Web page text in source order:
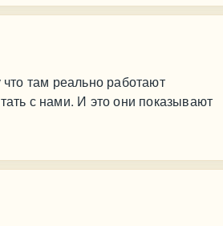
там реально работают
с нами. И это они показывают